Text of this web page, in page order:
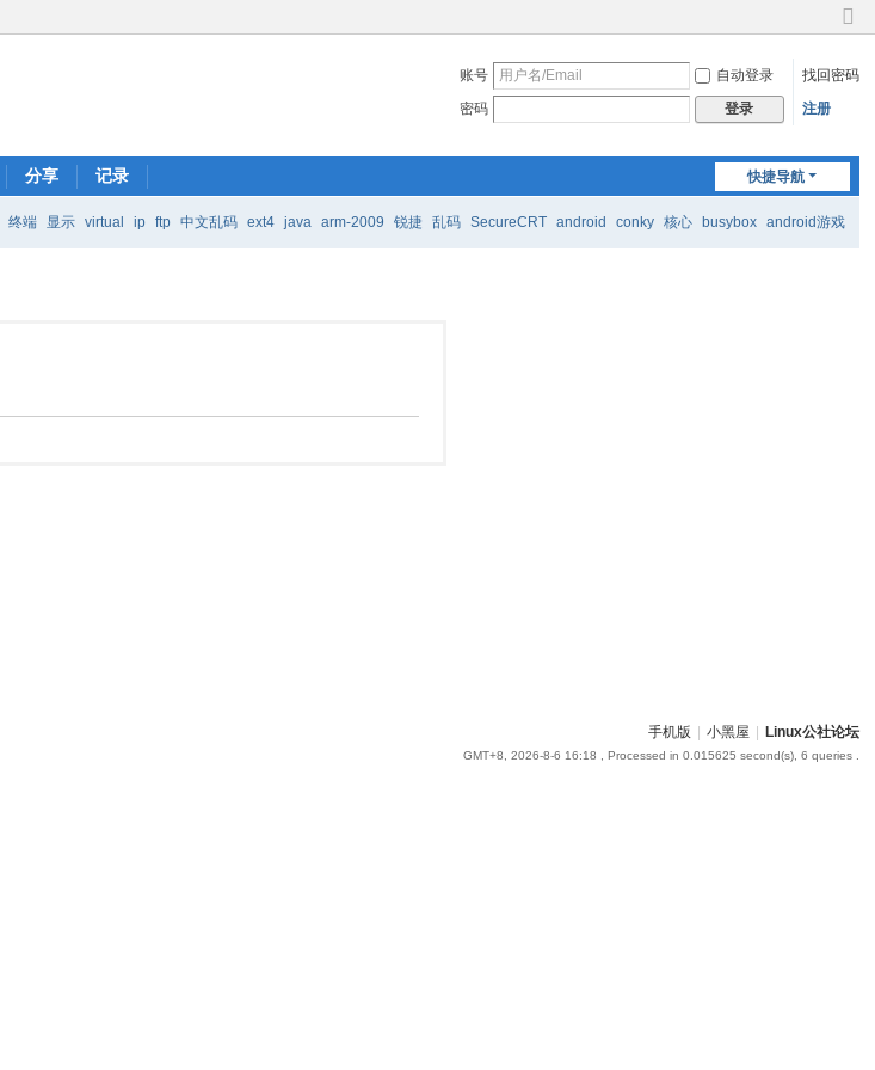
切
到
账号 自动登录
找回密码
密码
登录 注册
快捷导航
分享 记录
终端 显示 virtual ip ftp 中文乱码 ext4 java arm-2009 锐捷 乱码 SecureCRT android conky 核心 busybox android游戏
手机版 小黑屋 Linux公社论坛
GMT+8, 2026-8-6 16:18 , Processed in 0.015625 second(s), 6 queries .